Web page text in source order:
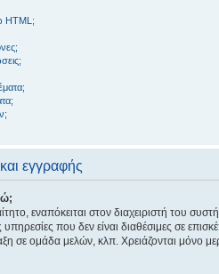
HTML;
εγγραφής
εναπόκειται στον διαχειριστή του
που δεν είναι διαθέσιμες σε
σε ομάδα μελών, κλπ. Χρειάζονται μόνο